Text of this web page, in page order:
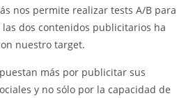
nos permite realizar tests A/B para
dos contenidos publicitarios ha
nuestro target.
más por publicitar sus
y no sólo por la capacidad de